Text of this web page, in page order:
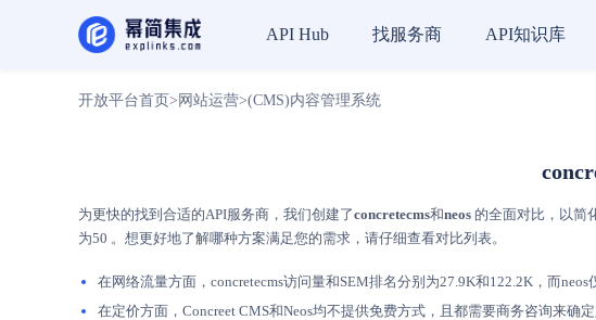
API Hub 找服务商 API知识库
开放平台首页 > 网站运营>(CMS)内容管理系统
为更快的找到合适的API服务商，我们创建了concretecms和neos 的全面对比，以简
为50 。想更好地了解哪种方案满足您的需求，请仔细查看对比列表。
在网络流量方面，concretecms访问量和SEM排名分别为27.9K和122.2K，而
在定价方面，Concreet CMS和Neos均不提供免费方式，且都需要商务咨询来确